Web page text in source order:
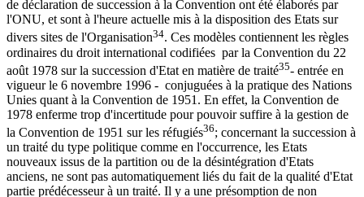
de déclaration de succession à la Convention ont été élaborés par
l'ONU, et sont à l'heure actuelle mis à la disposition des Etats sur
divers sites de l'Organisation34. Ces modèles contiennent les règles
ordinaires du droit international codifiées par la Convention du 22
août 1978 sur la succession d'Etat en matière de traité35- entrée en
vigueur le 6 novembre 1996 - conjuguées à la pratique des Nations
Unies quant à la Convention de 1951. En effet, la Convention de
1978 enferme trop d'incertitude pour pouvoir suffire à la gestion de
la Convention de 1951 sur les réfugiés36; concernant la succession à
un traité du type politique comme en l'occurrence, les Etats
nouveaux issus de la partition ou de la désintégration d'Etats
anciens, ne sont pas automatiquement liés du fait de la qualité d'Etat
partie prédécesseur à un traité. Il y a une présomption de non